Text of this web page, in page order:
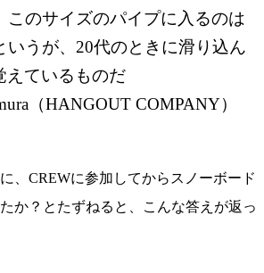
このサイズのパイプに入るのは
いうが、20代のときに滑り込ん
えているものだ
（HANGOUT COMPANY）
、CREWに参加してからスノーボード
か？とたずねると、こんな答えが返っ